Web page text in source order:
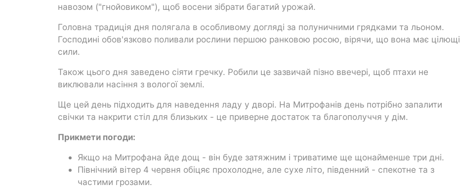
навозом ("гнойовиком"), щоб восени зібрати багатий урожай.
Головна традиція дня полягала в особливому догляді за полуничними грядками та льоном.
Господині обов'язково поливали рослини першою ранковою росою, вірячи, що вона має цілющі
сили.
Також цього дня заведено сіяти гречку. Робили це зазвичай пізно ввечері, щоб птахи не
виклювали насіння з вологої землі.
Ще цей день підходить для наведення ладу у дворі. На Митрофанів день потрібно запалити
свічки та накрити стіл для близьких - це приверне достаток та благополуччя у дім.
Прикмети погоди:
Якщо на Митрофана йде дощ - він буде затяжним і триватиме ще щонайменше три дні.
Північний вітер 4 червня обіцяє прохолодне, але сухе літо, південний - спекотне та з
частими грозами.